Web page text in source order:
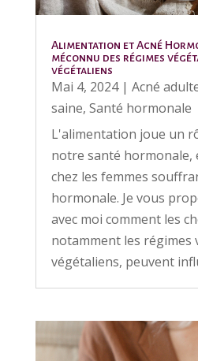
Alimentation et Acné
méconnu des régimes
végétaliens
Mai 4, 2024| Acné
saine, Santé hormonale
L'alimentation joue un
notre santé hormonale,
chez les femmes
hormonale. Je vous
avec moi comment les
notamment les régimes
végétaliens, peuvent